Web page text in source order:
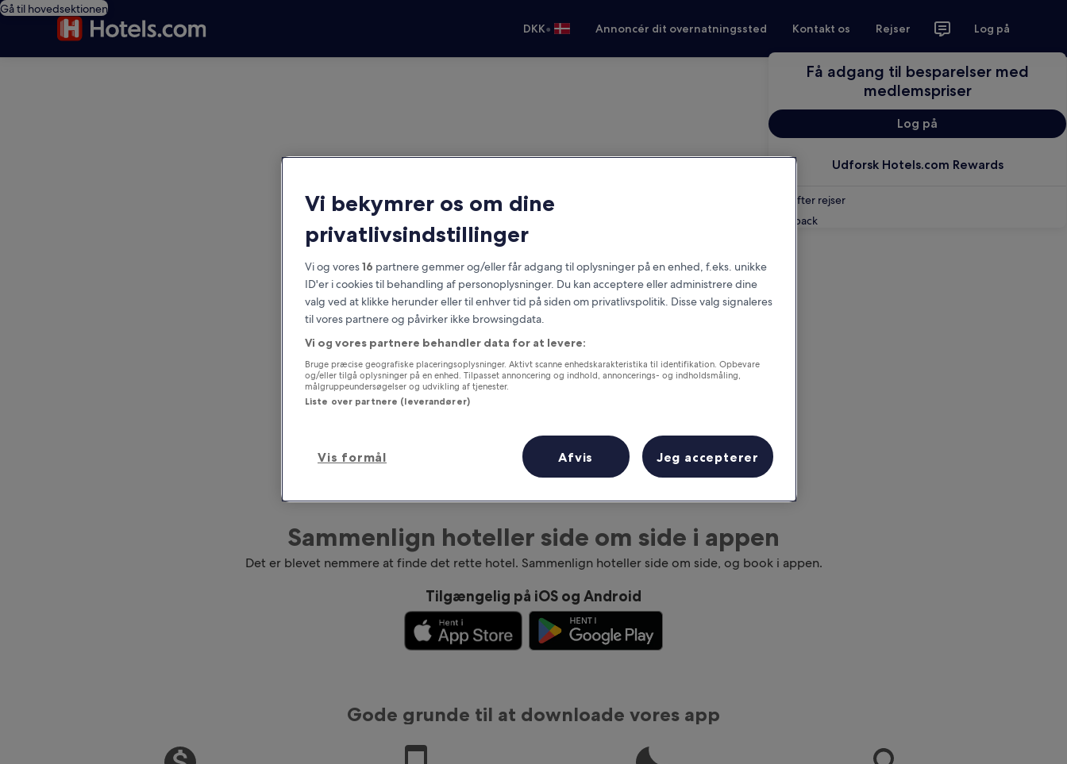
Gå til hovedsektionen
DKK• Annoncér dit overnatningssted Kontakt os Rejser Log på
Få adgang til besparelser med
medlemspriser
Log på
Udforsk Hotels.com Rewards
Søg efter rejser
Feedback
Sammenlign hoteller side om side i appen
Det er blevet nemmere at finde det rette hotel. Sammenlign hoteller side om side, og book i appen.
Tilgængelig på iOS og Android
Gode grunde til at downloade vores app
Vi bekymrer os om dine
privatlivsindstillinger
Vi og vores16 partnere gemmer og/eller får adgang til oplysninger på en enhed, f.eks. unikke
ID'er i cookies til behandling af personoplysninger. Du kan acceptere eller administrere dine
valg ved at klikke herunder eller til enhver tid på siden om privatlivspolitik. Disse valg signaleres
til vores partnere og påvirker ikke browsingdata.
Vi og vores partnere behandler data for at levere:
Bruge præcise geografiske placeringsoplysninger. Aktivt scanne enhedskarakteristika til identifikation. Opbevare
og/eller tilgå oplysninger på en enhed. Tilpasset annoncering og indhold, annoncerings- og indholdsmåling,
målgruppeundersøgelser og udvikling af tjenester.
Liste over partnere (leverandører)
Vis formål Afvis Jeg accepterer